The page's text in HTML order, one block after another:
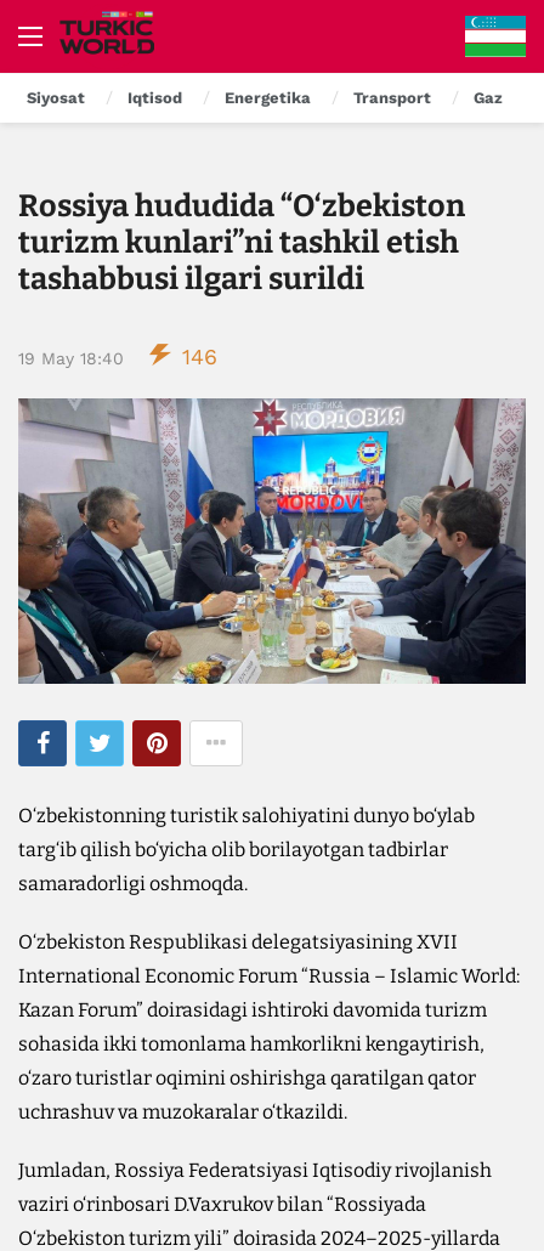
Siyosat Iqtisod Energetika Transport Gaz
Rossiya hududida “O‘zbekiston
turizm kunlari”ni tashkil etish
tashabbusi ilgari surildi
19 May 18:40 146
O‘zbekistonning turistik salohiyatini dunyo bo‘ylab
targ‘ib qilish bo‘yicha olib borilayotgan tadbirlar
samaradorligi oshmoqda.
O‘zbekiston Respublikasi delegatsiyasining XVII
International Economic Forum “Russia – Islamic World:
Kazan Forum” doirasidagi ishtiroki davomida turizm
sohasida ikki tomonlama hamkorlikni kengaytirish,
o‘zaro turistlar oqimini oshirishga qaratilgan qator
uchrashuv va muzokaralar o‘tkazildi.
Jumladan, Rossiya Federatsiyasi Iqtisodiy rivojlanish
vaziri o‘rinbosari D.Vaxrukov bilan “Rossiyada
O‘zbekiston turizm yili” doirasida 2024–2025-yillarda